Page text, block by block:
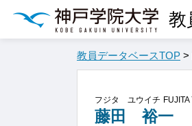
教
教員データベースTOP >
フジタ ユウイチ FUJITA
藤田 裕一